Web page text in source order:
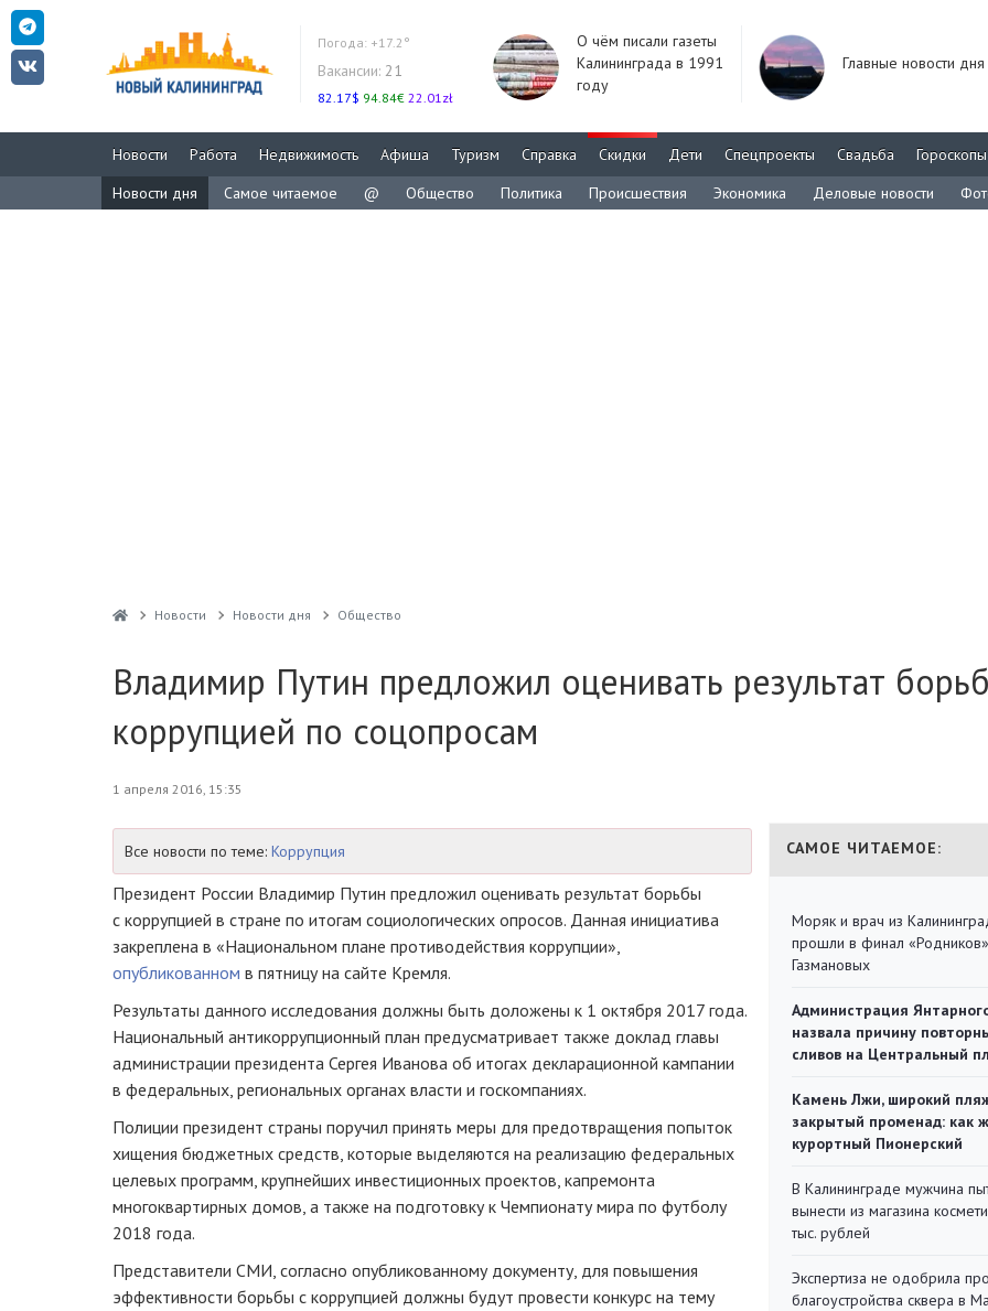
Погода: +17.2°
Вакансии: 21
82.17$ 94.84€ 22.01zł
О чём писали газеты
Калининграда в 1991
году
Главные новости дня
Новости Работа Недвижимость Афиша Туризм Справка Скидки Дети Спецпроекты Свадьба
Гороскопы
Новости дня
Самое читаемое @ Общество Политика Происшествия Экономика Деловые новости
Новости Новости дня Общество
Владимир Путин предложил оценивать результат
коррупцией по соцопросам
1 апреля 2016, 15:35
Все новости по теме: Коррупция
Президент России Владимир Путин предложил оценивать результат борьбы
с коррупцией в стране по итогам социологических опросов. Данная инициатива
закреплена в «Национальном плане противодействия коррупции»,
опубликованном в пятницу на сайте Кремля.
Результаты данного исследования должны быть доложены к 1 октября 2017 года.
Национальный антикоррупционный план предусматривает также доклад главы
администрации президента Сергея Иванова об итогах декларационной кампании
в федеральных, региональных органах власти и госкомпаниях.
Полиции президент страны поручил принять меры для предотвращения попыток
хищения бюджетных средств, которые выделяются на реализацию федеральных
целевых программ, крупнейших инвестиционных проектов, капремонта
многоквартирных домов, а также на подготовку к Чемпионату мира по футболу
2018 года.
Представители СМИ, согласно опубликованному документу, для повышения
эффективности борьбы с коррупцией должны будут провести конкурс на тему
САМОЕ ЧИТАЕМОЕ:
Моряк и врач из
прошли в финал «Родников»
Газмановых
Администрация
назвала причину
сливов на Центральный
Камень Лжи, широкий
закрытый променад: как
курортный Пионерский
В Калининграде мужчина
вынести из магазина
тыс. рублей
Экспертиза не одобрила
благоустройства сквера в